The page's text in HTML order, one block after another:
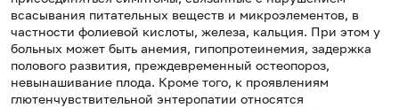
всасывания питательных веществ и микроэлементов, в
частности фолиевой кислоты, железа, кальция. При этом у
больных может быть анемия, гипопротеинемия, задержка
полового развития, преждевременный остеопороз,
невынашивание плода. Кроме того, к проявлениям
глютенчувствительной энтеропатии относятся